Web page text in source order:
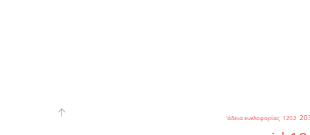
'άδεια κυκλοφορίας 1202